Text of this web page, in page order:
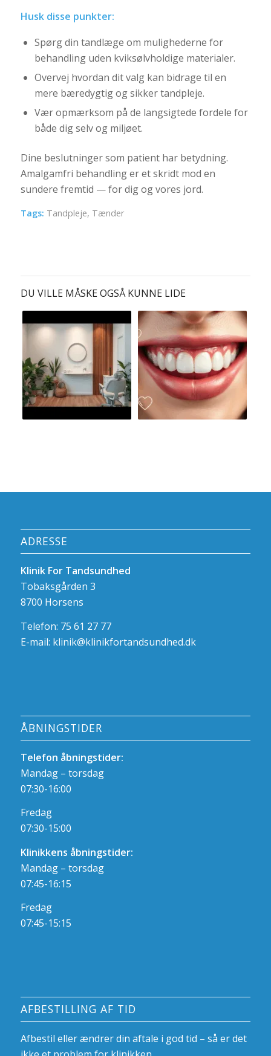
Husk disse punkter:
Spørg din tandlæge om mulighederne for
behandling uden kviksølvholdige materialer.
Overvej hvordan dit valg kan bidrage til en
mere bæredygtig og sikker tandpleje.
Vær opmærksom på de langsigtede fordele for
både dig selv og miljøet.
Dine beslutninger som patient har betydning.
Amalgamfri behandling er et skridt mod en
sundere fremtid — for dig og vores jord.
Tags: Tandpleje, Tænder
DU VILLE MÅSKE OGSÅ KUNNE LIDE
ADRESSE
Klinik For Tandsundhed
Tobaksgården 3
8700 Horsens
Telefon: 75 61 27 77
E-mail: klinik@klinikfortandsundhed.dk
ÅBNINGSTIDER
Telefon åbningstider:
Mandag – torsdag
07:30-16:00
Fredag
07:30-15:00
Klinikkens åbningstider:
Mandag – torsdag
07:45-16:15
Fredag
07:45-15:15
AFBESTILLING AF TID
Afbestil eller ændrer din aftale i god tid – så er det